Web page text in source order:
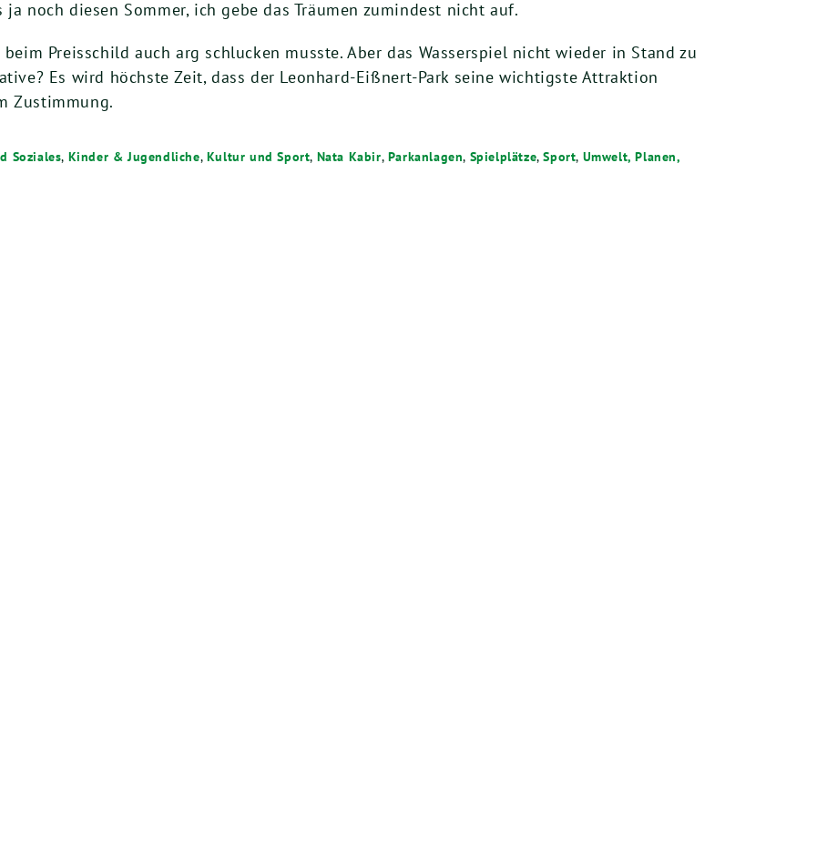
noch diesen Sommer, ich gebe das Träumen zumindest nicht auf.
Preisschild auch arg schlucken musste. Aber das Wasserspiel nicht wieder in Stand zu
Es wird höchste Zeit, dass der Leonhard-Eißnert-Park seine wichtigste Attraktion
Zustimmung.
Soziales, Kinder & Jugendliche, Kultur und Sport, Nata Kabir, Parkanlagen, Spielplätze,Sport, Umwelt, Planen,